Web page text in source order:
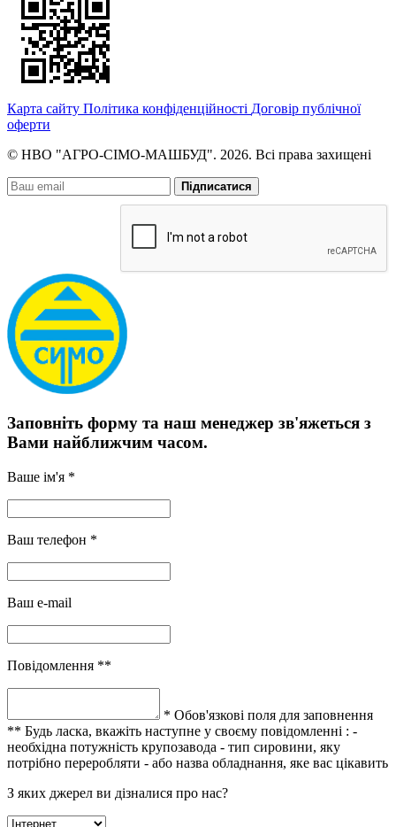
Карта сайту Політика конфіденційності Договір публічної
оферти
© НВО "АГРО-СІМО-МАШБУД". 2026. Всі права захищені
Підписатися
Заповніть форму та наш менеджер зв'яжеться з
Вами найближчим часом.
Ваше ім'я *
Ваш телефон *
Ваш e-mail
Повідомлення **
* Обов'язкові поля для заповнення
** Будь ласка, вкажіть наступне у своєму повідомленні : -
необхідна потужність крупозавода - тип сировини, яку
потрібно переробляти - або назва обладнання, яке вас цікавить
З яких джерел ви дізналися про нас?